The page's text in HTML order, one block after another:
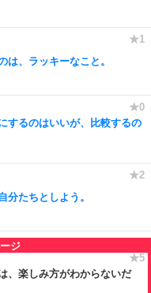
は、ラッキーなこと。
するのはいいが、比較するの
分たちとしよう。
、楽しみ方がわからないだ